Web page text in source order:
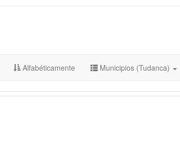
Alfabéticamente Municipios (Tudanca)